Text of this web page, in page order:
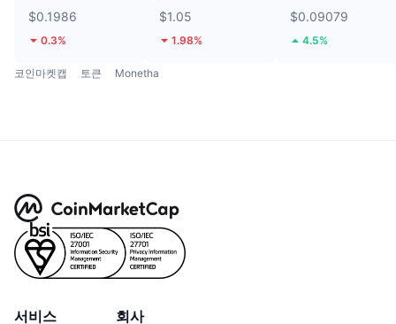
$0.1986
0.3%
$1.05
1.98%
$0.09079
4.5%
코인마켓캡 토큰 Monetha
서비스 회사